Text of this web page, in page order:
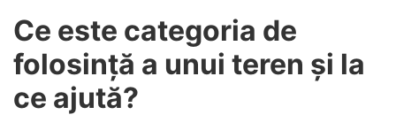
Ce este categoria de
folosință a unui teren și la
ce ajută?